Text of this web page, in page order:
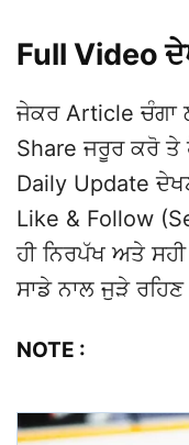
Full Video
ਜੇਕਰ Article ਚੰਗਾ
Share ਜਰੂਰ ਕਰੋ ਤੇ
Daily Update
Like & Follow
ਹੀ ਨਿਰਪੱਖ ਅਤੇ
ਸਾਡੇ ਨਾਲ ਜੁੜੇ
NOTE :